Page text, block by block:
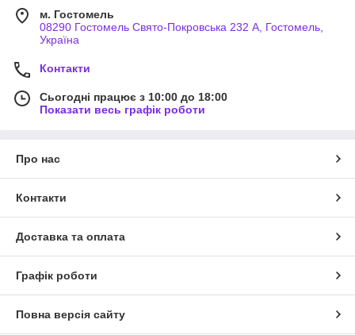
м. Гостомель
08290 Гостомель Свято-Покровська 232 А, Гостомель,
Україна
Контакти
Сьогодні працює з 10:00 до 18:00
Показати весь графік роботи
Про нас
Контакти
Доставка та оплата
Графік роботи
Повна версія сайту